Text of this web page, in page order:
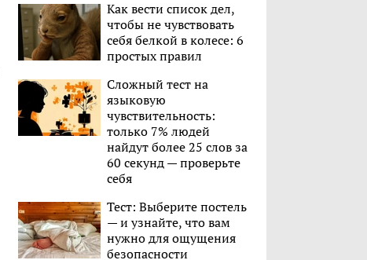
Как вести список дел,
чтобы не чувствовать
себя белкой в колесе: 6
простых правил
Сложный тест на
языковую
чувствительность:
только 7% людей
найдут более 25 слов за
60 секунд — проверьте
себя
Тест: Выберите постель
— и узнайте, что вам
нужно для ощущения
безопасности